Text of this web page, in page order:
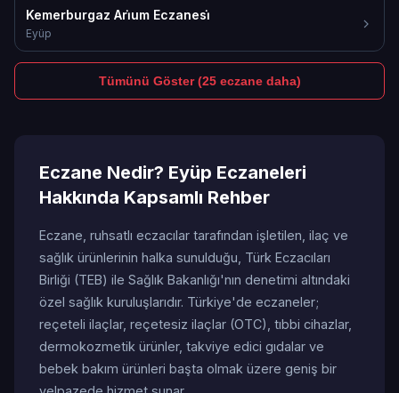
Kemerburgaz Ari̇um Eczanesi̇
Eyüp
Tümünü Göster (25 eczane daha)
Eczane Nedir? Eyüp Eczaneleri
Hakkında Kapsamlı Rehber
Eczane, ruhsatlı eczacılar tarafından işletilen, ilaç ve
sağlık ürünlerinin halka sunulduğu, Türk Eczacıları
Birliği (TEB) ile Sağlık Bakanlığı'nın denetimi altındaki
özel sağlık kuruluşlarıdır. Türkiye'de eczaneler;
reçeteli ilaçlar, reçetesiz ilaçlar (OTC), tıbbi cihazlar,
dermokozmetik ürünler, takviye edici gıdalar ve
bebek bakım ürünleri başta olmak üzere geniş bir